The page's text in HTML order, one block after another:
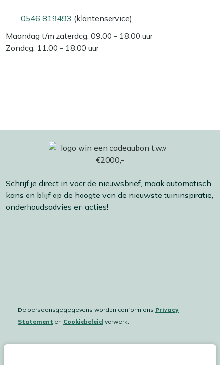
0546 819493 (klantenservice)
Maandag t/m zaterdag: 09:00 - 18:00 uur
Zondag: 11:00 - 18:00 uur
Schrijf je direct in voor de nieuwsbrief, maak automatisch
kans en blijf op de hoogte van de nieuwste tuininspiratie,
onderhoudsadvies en acties!
De persoonsgegegevens worden conform ons Privacy
Statement en Cookiebeleid verwerkt.